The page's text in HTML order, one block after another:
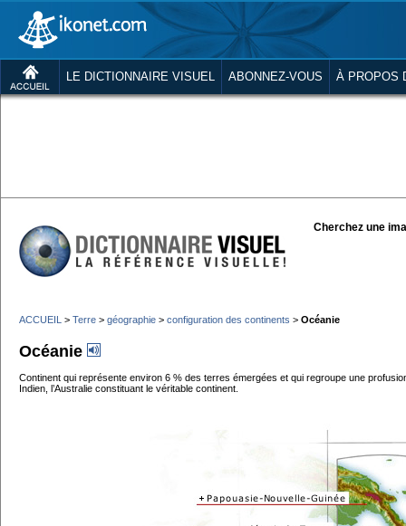
LE DICTIONNAIRE VISUEL ABONNEZ-VOUS À PROPOS
Cherchez une
ACCUEIL > Terre > géographie > configuration des continents > Océanie
Océanie
Continent qui représente environ 6 % des terres émergées et qui regroupe une
Indien, l’Australie constituant le véritable continent.